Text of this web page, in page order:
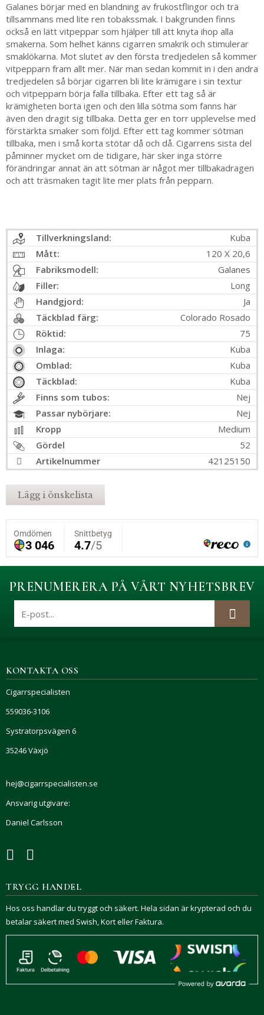
Galanes börjar med en blandning av frukostflingor och trä
tillsammans med lite ren tobakssmak. I bakgrunden finns
också en lätt vitpeppar som hjälper till att knyta ihop alla
smakerna. Som helhet känns cigarren smakrik och stimulerar
smaklökarna. Mot slutet av den första tredjedelen så kommer
vitpepparn fram allt mer. När man sedan kommit in i den andra
tredjedelen så börjar cigarren bli lite krämigare i sin textur
och vitpepparn börja falla tillbaka. Efter ett tag så är
krämigheten borta igen och den lilla sötma som fanns har
även den dragit sig tillbaka. Detta ger en torr upplevelse med
förstärkta smaker som följd. Efter ett tag kommer sötman
tillbaka, men i små korta stötar då och då. Cigarrens sista del
påminner mycket om de tidigare, här sker inga större
förändringar annat än att sötman är något mer tillbakadragen
och att träsmaken tagit lite mer plats från pepparn.
Tillverkningsland:
Kuba
Mått:
120 X 20,6
Fabriksmodell:
Galanes
Filler:
Long
Handgjord:
Ja
Täckblad färg:
Colorado Rosado
Röktid:
75
Inlaga:
Kuba
Omblad:
Kuba
Täckblad:
Kuba
Finns som tubos:
Nej
Passar nybörjare:
Nej
Kropp
Medium
Gördel
52
Artikelnummer
42125150
Lägg i önskelista
PRENUMERERA PÅ VÅRT NYHETSBREV
KONTAKTA OSS
Cigarrspecialisten
559036-3106
Systratorpsvägen 6
35246 Växjö
hej@cigarrspecialisten.se
Ansvarig utgivare:
Daniel Carlsson
TRYGG HANDEL
Hos oss handlar du tryggt och säkert. Hela sidan är krypterad och du
betalar säkert med Swish, Kort eller Faktura.